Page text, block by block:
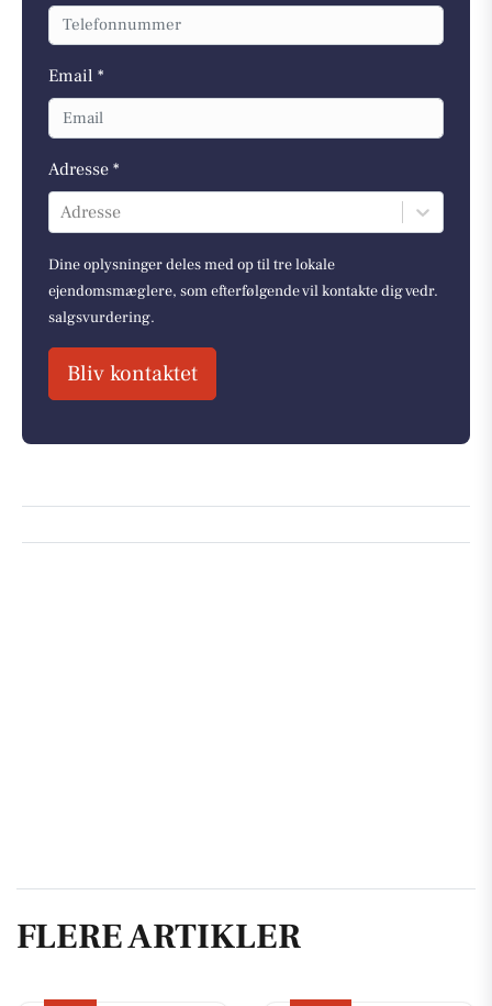
Email *
Adresse *
Adresse
Dine oplysninger deles med op til tre lokale
ejendomsmæglere, som efterfølgende vil kontakte dig vedr.
salgsvurdering.
Bliv kontaktet
FLERE ARTIKLER